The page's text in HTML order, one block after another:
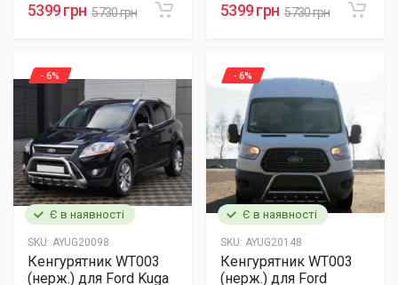
5399 грн 5730 грн 5399 грн 5730 грн
Є в наявності
SKU: AYUG20098
- 6%
Кенгурятник WT003
(нерж.) для Ford Kuga
Є в наявності
SKU: AYUG20148
- 6%
Кенгурятник WT003
(нерж.) для Ford